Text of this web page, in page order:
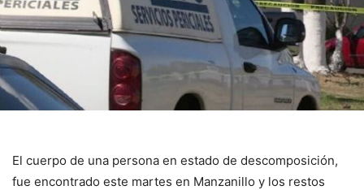
El cuerpo de una persona en estado de descomposición,
fue encontrado este martes en Manzanillo y los restos